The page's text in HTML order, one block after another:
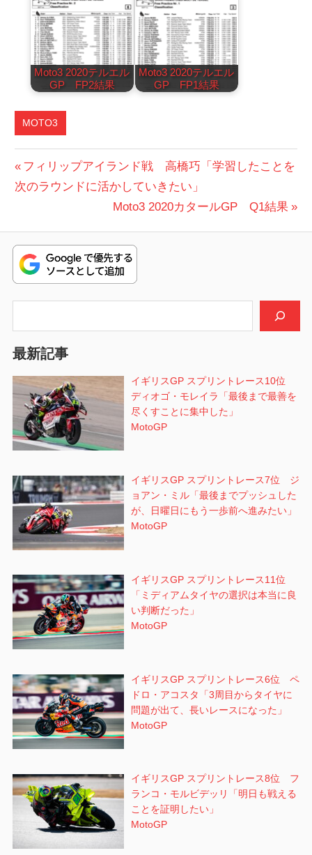
Moto3 2020テルエル
GP FP2結果
Moto3 2020テルエル
GP FP1結果
MOTO3
投
稿
ビ
ゲ
ー
シ
ョ
ン
前
の
フィリップアイランド戦 高橋巧「学習したことを
次のラウンドに活かしていきたい」
次
投
稿:
Moto3 2020カタールGP Q1結果
最新記事
イギリスGP スプリントレース10位
ディオゴ・モレイラ「最後まで最善を
尽くすことに集中した」
MotoGP
イギリスGP スプリントレース7位 ジ
ョアン・ミル「最後までプッシュした
が、日曜日にもう一歩前へ進みたい」
MotoGP
イギリスGP スプリントレース11位
「ミディアムタイヤの選択は本当に良
い判断だった」
MotoGP
イギリスGP スプリントレース6位 ペ
ドロ・アコスタ「3周目からタイヤに
問題が出て、長いレースになった」
MotoGP
イギリスGP スプリントレース8位 フ
ランコ・モルビデッリ「明日も戦える
ことを証明したい」
MotoGP